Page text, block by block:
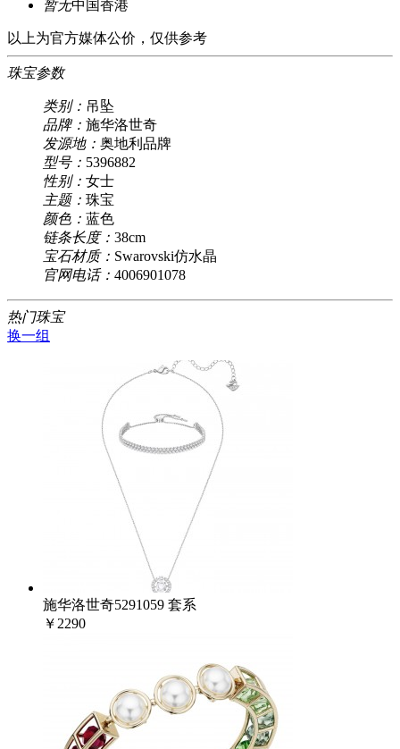
暂无中国香港
以上为官方媒体公价，仅供参考
珠宝参数
类别： 吊坠
品牌： 施华洛世奇
发源地： 奥地利品牌
型号： 5396882
性别： 女士
主题： 珠宝
颜色： 蓝色
链条长度： 38cm
宝石材质： Swarovski仿水晶
官网电话： 4006901078
热门珠宝
换一组
施华洛世奇5291059 套系
￥2290